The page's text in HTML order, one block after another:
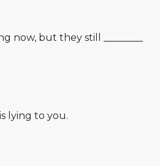
now, but they still ________
is lying to you.